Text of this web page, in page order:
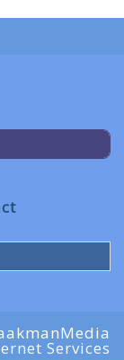
Services